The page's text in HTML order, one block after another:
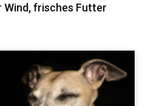
Wind, frisches Futter